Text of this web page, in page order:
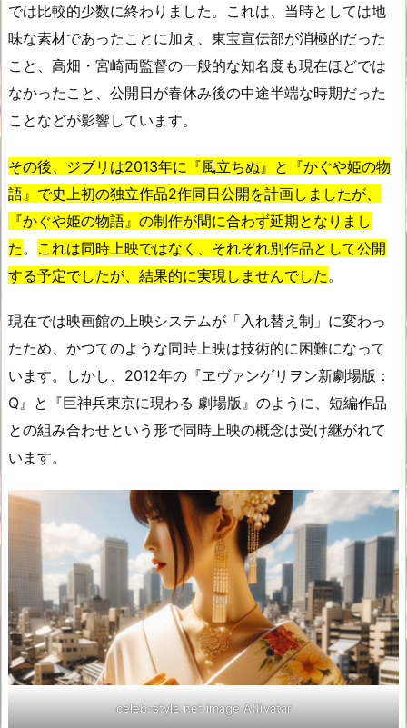
では比較的少数に終わりました。これは、当時としては地
味な素材であったことに加え、東宝宣伝部が消極的だった
こと、高畑・宮崎両監督の一般的な知名度も現在ほどでは
なかったこと、公開日が春休み後の中途半端な時期だった
ことなどが影響しています。
その後、ジブリは2013年に『風立ちぬ』と『かぐや姫の物
語』で史上初の独立作品2作同日公開を計画しましたが、
『かぐや姫の物語』の制作が間に合わず延期となりまし
た 。 これは同時上映ではなく、それぞれ別作品として公開
する予定でしたが、結果的に実現しませんでした 。
現在では映画館の上映システムが「入れ替え制」に変わっ
たため、かつてのような同時上映は技術的に困難になって
います。しかし、2012年の『ヱヴァンゲリヲン新劇場版：
Q』と『巨神兵東京に現わる 劇場版』のように、短編作品
との組み合わせという形で同時上映の概念は受け継がれて
います。
celeb-style.net image A(I)vatar